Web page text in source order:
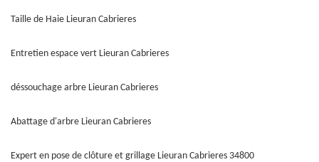
Taille de Haie Lieuran Cabrieres
Entretien espace vert Lieuran Cabrieres
déssouchage arbre Lieuran Cabrieres
Abattage d'arbre Lieuran Cabrieres
Expert en pose de clôture et grillage Lieuran Cabrieres 34800